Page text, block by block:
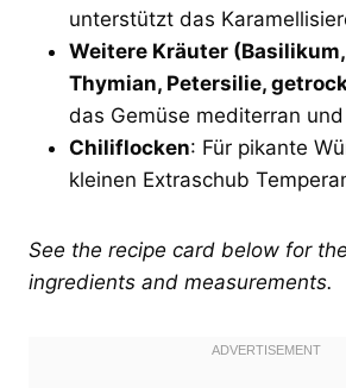
unterstützt das
Weitere Kräuter
Thymian, Petersilie,
das Gemüse mediterran
Chiliflocken: Für pikante
kleinen Extraschub
See the recipe card below for
ingredients and measurements.